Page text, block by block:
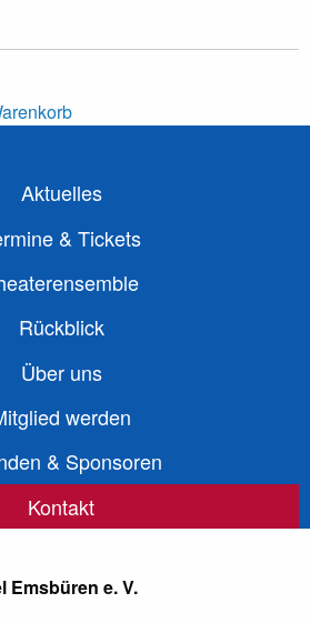
Aktuelles
& Tickets
Rückblick
Über uns
werden
& Sponsoren
Kontakt
e. V.